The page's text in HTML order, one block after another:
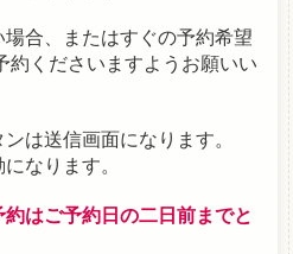
合、またはすぐの予約希望
約くださいますようお願いい
は送信画面になります。
なります。
はご予約日の二日前までと